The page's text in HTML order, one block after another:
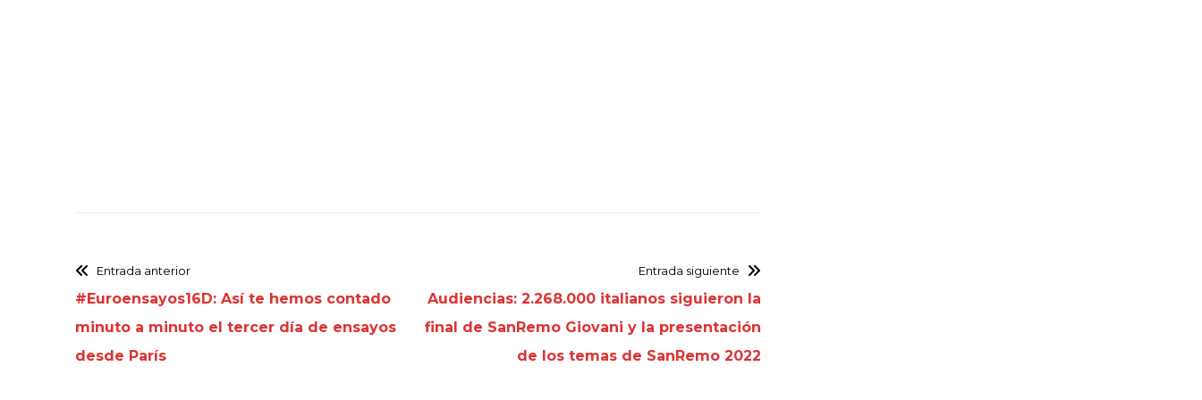
Entrada anterior
#Euroensayos16D: Así te hemos contado
minuto a minuto el tercer día de ensayos
desde París
Entrada siguiente
Audiencias: 2.268.000 italianos siguieron la
final de SanRemo Giovani y la presentación
de los temas de SanRemo 2022